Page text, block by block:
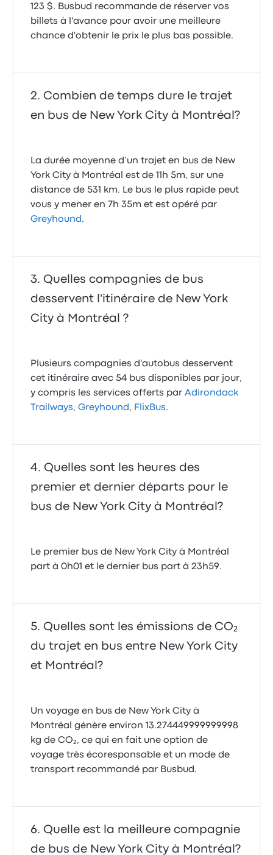
tres vieille autobus ,banc dechire , le nettoyage n as
pas ete fait. arret au depot de Albany , depot
pour l etat de l autobus
Stefane D.
13 janvier 2026
complètement c'est incroyable que ce système ne
soit pas programmable pendant les heures ou le bus
n'est pas en service. Greyhound laisse cela à
l'aléatoire et c'est donc la roulette pour les
voyageurs ou les plus chanceux gagnent un arrêt
21 août 2025
2.0 sur 5 étoiles
Anthony S.
20 août 2025
conduite, accueil des besoins et explications
Lyse P.
123 $. Busbud recommande de réserver vos
billets à l'avance pour avoir une meilleure
chance d'obtenir le prix le plus bas possible.
Combien de temps dure le trajet
en bus de New York City à Montréal?
La durée moyenne d’un trajet en bus de New
York City à Montréal est de 11h 5m, sur une
distance de 531 km. Le bus le plus rapide peut
vous y mener en 7h 35m et est opéré par
Greyhound .
Quelles compagnies de bus
desservent l'itinéraire de New York
City à Montréal ?
Plusieurs compagnies d'autobus desservent
cet itinéraire avec 54 bus disponibles par jour,
y compris les services offerts parAdirondack
Trailways,Greyhound , FlixBus.
Quelles sont les heures des
premier et dernier départs pour le
bus de New York City à Montréal?
Le premier bus de New York City à Montréal
part à 0h01 et le dernier bus part à 23h59.
Quelles sont les émissions de CO₂
du trajet en bus entre New York City
et Montréal?
Un voyage en bus de New York City à
Montréal génère environ 13.274449999999998
kg de CO₂, ce qui en fait une option de
voyage très écoresponsable et un mode de
transport recommandé par Busbud.
Quelle est la meilleure compagnie
de bus de New York City à Montréal?